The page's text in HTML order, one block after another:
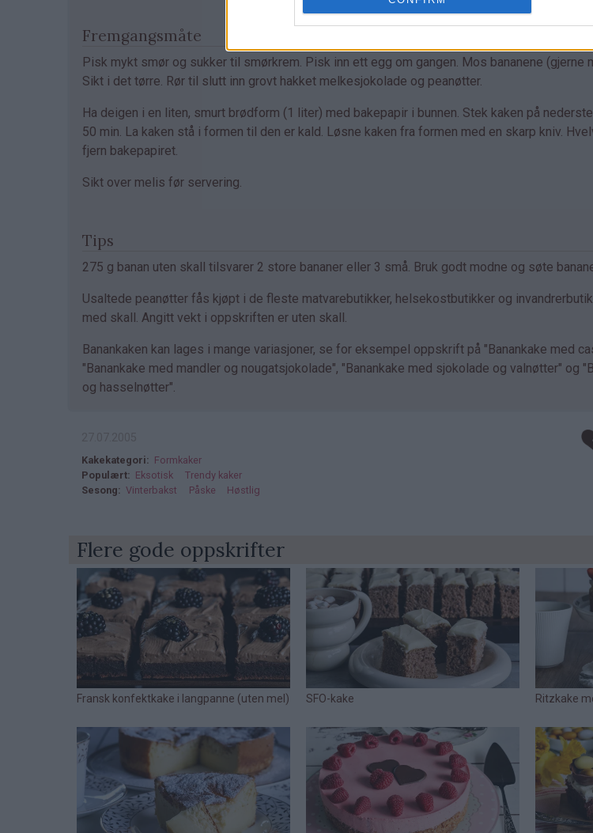
Fremgangsmåte
Pisk mykt smør og sukker til smørkrem. Pisk inn ett egg om gangen. Mos bananene (gjerne
Sikt i det tørre. Rør til slutt inn grovt hakket melkesjokolade og peanøtter.
Ha deigen i en liten, smurt brødform (1 liter) med bakepapir i bunnen. Stek kaken på
50 min. La kaken stå i formen til den er kald. Løsne kaken fra formen med en skarp kniv.
fjern bakepapiret.
Sikt over melis før servering.
Tips
275 g banan uten skall tilsvarer 2 store bananer eller 3 små. Bruk godt modne og søte
Usaltede peanøtter fås kjøpt i de fleste matvarebutikker, helsekostbutikker og
med skall. Angitt vekt i oppskriften er uten skall.
Banankaken kan lages i mange variasjoner, se for eksempel oppskrift på "Banankake med
"Banankake med mandler og nougatsjokolade", "Banankake med sjokolade og valnøtter" og
og hasselnøtter".
Kakekategori
Formkaker
Populært
Eksotisk
Trendy kaker
Sesong
Vinterbakst Påske Høstlig